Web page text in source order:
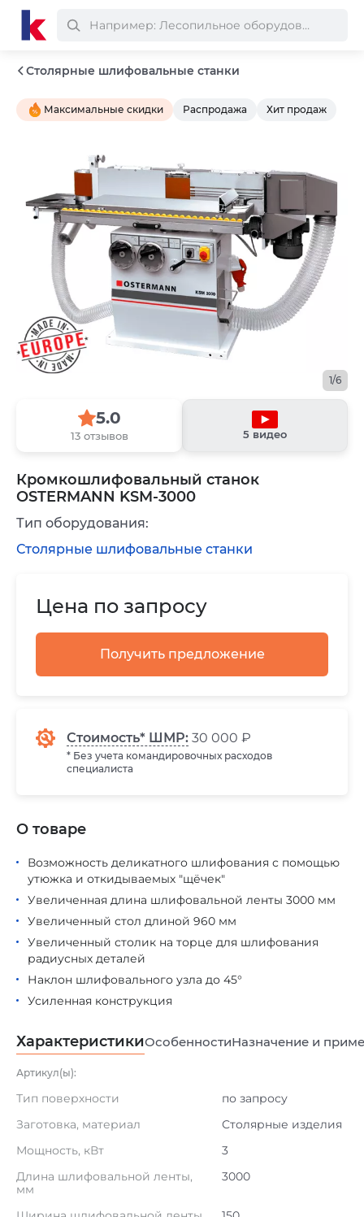
Столярные шлифовальные станки
Максимальные скидки Распродажа Хит продаж
Кромкошлифовальный станок
OSTERMANN KSM-3000
1/6
5.0
13 отзывов 5 видео
Цена по запросу
Получить предложение
Стоимость* ШМР: 30 000 ₽
* Без учета командировочных расходов
специалиста
Тип оборудования:
Столярные шлифовальные станки
Возможность деликатного шлифования с помощью
утюжка и откидываемых "щёчек"
Увеличенная длина шлифовальной ленты 3000 мм
Увеличенный стол длиной 960 мм
Увеличенный столик на торце для шлифования
радиусных деталей
Наклон шлифовального узла до 45°
Усиленная конструкция
О товаре
ХарактеристикиОсобенностиНазначение и
Артикул(ы):
Тип поверхности
по запросу
Заготовка, материал
Столярные изделия
Мощность, кВт
3
Длина шлифовальной ленты,
мм
3000